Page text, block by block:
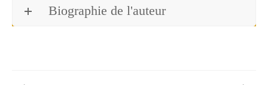
Biographie de l'auteur